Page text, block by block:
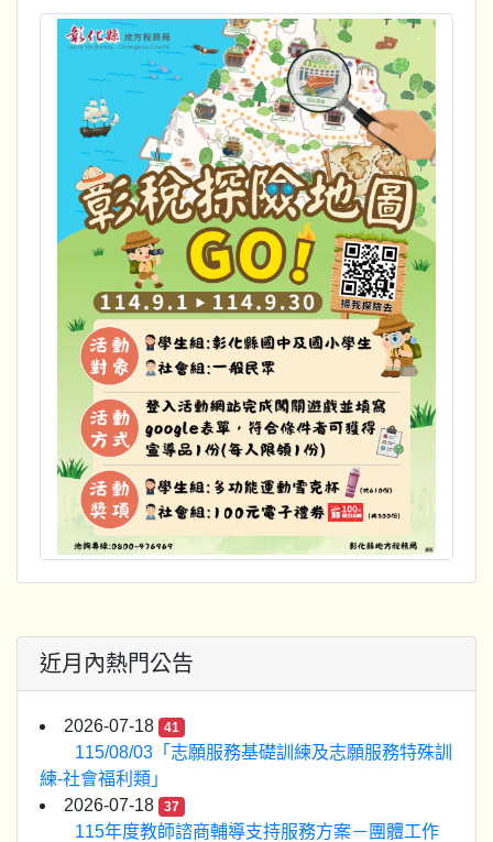
近月內熱門公告
2026-07-18 41
115/08/03「志願服務基礎訓練及志願服務特殊訓
練-社會福利類」
2026-07-18
37
115年度教師諮商輔導支持服務方案－團體工作